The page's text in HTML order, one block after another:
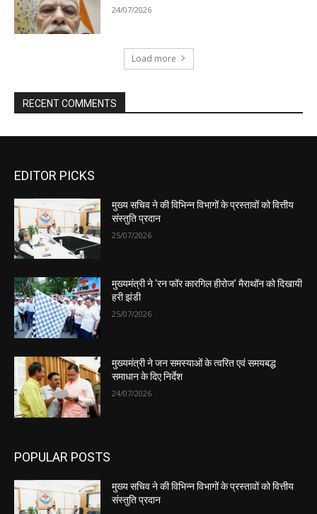
EDITOR PICKS
मुख्य सचिव ने की विभिन्न विभागों के प्रस्तावों को वित्तीय
संस्तुति प्रदान
25/07/2026
मुख्यमंत्री ने ‘रन फॉर कारगिल हीरोज’ मैराथॉन को दिखायी
हरी झंडी
25/07/2026
मुख्यमंत्री ने जन समस्याओं के त्वरित एवं समयबद्ध
समाधान के दिए निर्देश
24/07/2026
POPULAR POSTS
मुख्य सचिव ने की विभिन्न विभागों के प्रस्तावों को वित्तीय
संस्तुति प्रदान